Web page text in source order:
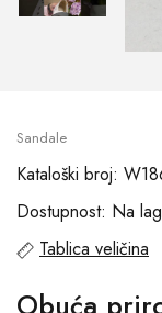
Sandale
Kataloški broj:
Dostupnost: Na
Tablica veličina